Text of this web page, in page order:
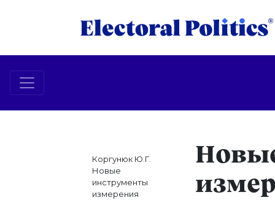
Коргунюк Ю.Г.
Новые
инструменты
измерения